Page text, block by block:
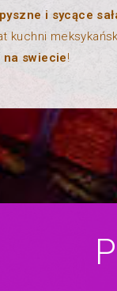
i sycące
kuchni
swiecie!